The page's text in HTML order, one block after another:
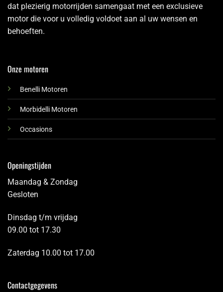
dat plezierig motorrijden samengaat met een exclusieve
motor die voor u volledig voldoet aan al uw wensen en
behoeften.
Onze motoren
Benelli Motoren
Morbidelli Motoren
Occasions
Openingstijden
Maandag & Zondag
Gesloten
Dinsdag t/m vrijdag
09.00 tot 17.30
Zaterdag 10.00 tot 17.00
Contactgegevens